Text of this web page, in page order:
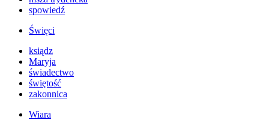
spowiedź
Święci
ksiądz
Maryja
świadectwo
świętość
zakonnica
Wiara